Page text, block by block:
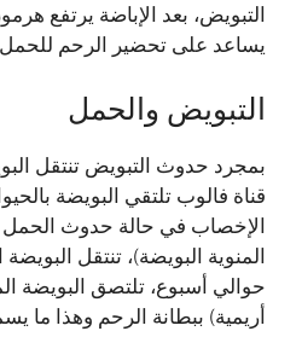
التبويض، بعد الإباضة يرتفع
يساعد على تحضير الرحم
التبويض والحمل
بمجرد حدوث التبويض تنتقل
قناة فالوب تلتقي البويضة
الإخصاب في حالة حدوث
المنوية البويضة)، تنتقل
حوالي أسبوع، تلتصق البويضة
أريمية) ببطانة الرحم وهذا ما